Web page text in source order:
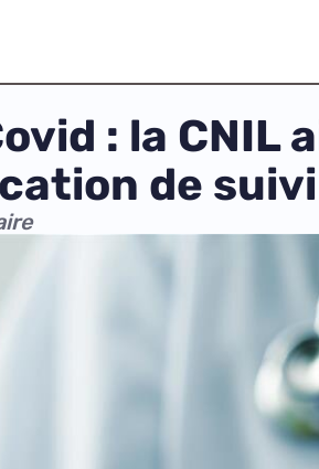
: la CNIL
de suivi